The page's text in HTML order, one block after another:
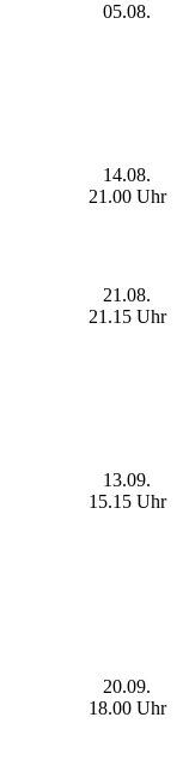
05.08.
14.08.
21.00 Uhr
21.08.
21.15 Uhr
13.09.
15.15 Uhr
20.09.
18.00 Uhr